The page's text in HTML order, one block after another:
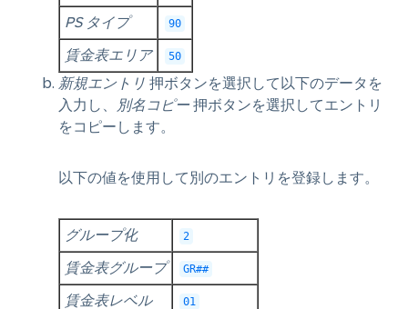
PS タイプ 90
賃金表エリア 50
新規エントリ 押ボタンを選択して以下のデータを
入力し、
別名コピー押ボタンを選択してエントリ
をコピーします。
以下の値を使用して別のエントリを登録します。
グループ化 2
賃金表グループ GR##
賃金表レベル 01